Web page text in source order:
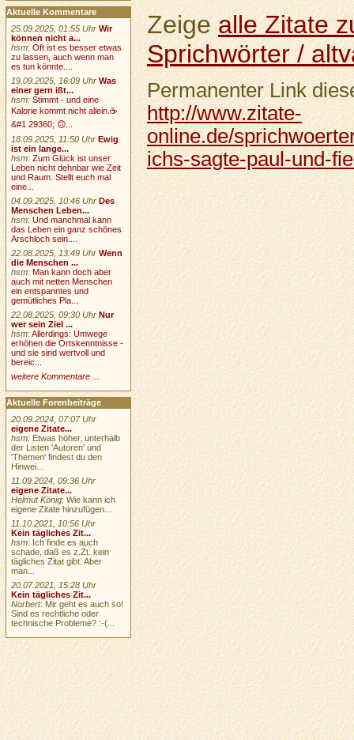
Zeigealle Zitate
Sprichwörter /
Permanenter Link
http://www.zitate-
online.de/
ichs-sagte-paul-und-
Aktuelle Kommentare
25.09.2025, 01:55 Uhr Wir
können nicht a...
hsm:Oft ist es besser etwas
zu lassen, auch wenn man
es tun könnte....
19.09.2025, 16:09 Uhr Was
einer gern ißt...
hsm:Stimmt - und eine
Kalorie kommt nicht allein.☕
&#1 29360; 🙃...
18.09.2025, 11:50 Uhr Ewig
ist ein lange...
hsm:Zum Glück ist unser
Leben nicht dehnbar wie Zeit
und Raum. Stellt euch mal
eine...
04.09.2025, 10:46 Uhr Des
Menschen Leben...
hsm:Und manchmal kann
das Leben ein ganz schönes
Arschloch sein....
22.08.2025, 13:49 Uhr Wenn
die Menschen ...
hsm:Man kann doch aber
auch mit netten Menschen
ein entspanntes und
gemütliches Pla...
22.08.2025, 09:30 Uhr Nur
wer sein Ziel ...
hsm:Allerdings: Umwege
erhöhen die Ortskenntnisse -
und sie sind wertvoll und
bereic...
weitere Kommentare ...
Aktuelle Forenbeiträge
20.09.2024, 07:07 Uhr
eigene Zitate...
hsm: Etwas höher, unterhalb
der Listen 'Autoren' und
'Themen' findest du den
Hinwei...
11.09.2024, 09:36 Uhr
eigene Zitate...
Helmut König: Wie kann ich
eigene Zitate hinzufügen...
11.10.2021, 10:56 Uhr
Kein tägliches Zit...
hsm: Ich finde es auch
schade, daß es z.Zt. kein
tägliches Zitat gibt. Aber
man...
20.07.2021, 15:28 Uhr
Kein tägliches Zit...
Norbert: Mir geht es auch so!
Sind es rechtliche oder
technische Probleme? :-(...